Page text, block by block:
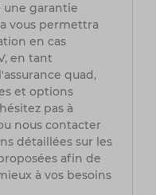
une garantie
vous permettra
en cas
en tant
quad,
et options
pas à
nous contacter
détaillées sur les
afin de
à vos besoins